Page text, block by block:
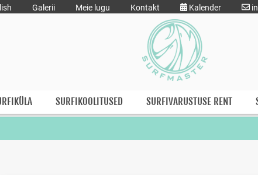
Galerii Meie lugu Kontakt Kalender
SURFIKOOLITUSED SURFIVARUSTUSE RENT